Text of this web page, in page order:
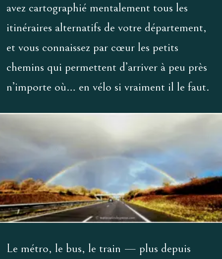
avez cartographié mentalement tous les
itinéraires alternatifs de votre département,
et vous connaissez par cœur les petits
chemins qui permettent d’arriver à peu près
n’importe où… en vélo si vraiment il le faut.
Le métro, le bus, le train — plus depuis